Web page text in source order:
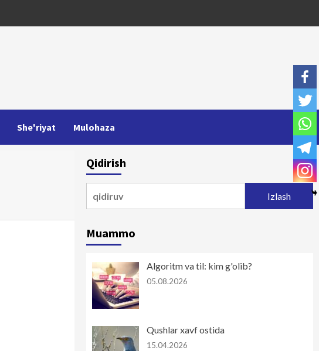
She'riyat Mulohaza
Qidirish
Muammo
Algoritm va til: kim g'olib?
05.08.2026
Qushlar xavf ostida
15.04.2026